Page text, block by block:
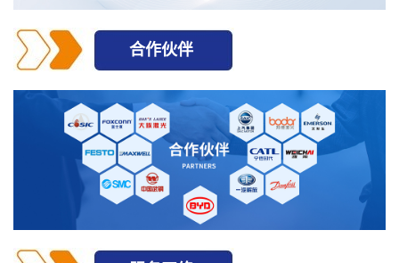
合作伙伴